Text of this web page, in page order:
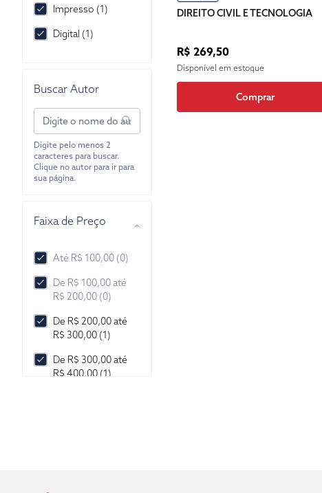
Impresso (1)
Digital (1)
Buscar Autor
Digite pelo menos 2
caracteres para buscar.
Clique no autor para ir para
sua página.
Faixa de Preço
Até R$ 100,00 (0)
De R$ 100,00 até
R$ 200,00 (0)
De R$ 200,00 até
R$ 300,00 (1)
De R$ 300,00 até
R$ 400,00 (1)
DIREITO CIVIL E TECNOLOGIA
R$ 269,50
Disponível em estoque
Comprar